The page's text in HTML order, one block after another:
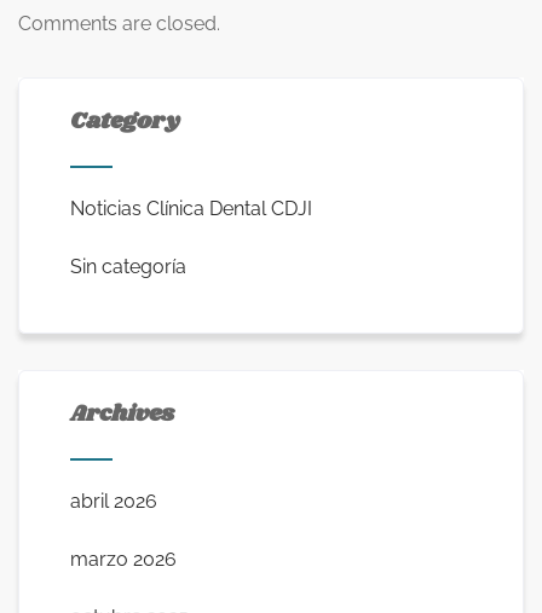
Comments are closed.
Category
Noticias Clínica Dental CDJI
Sin categoría
Archives
abril 2026
marzo 2026